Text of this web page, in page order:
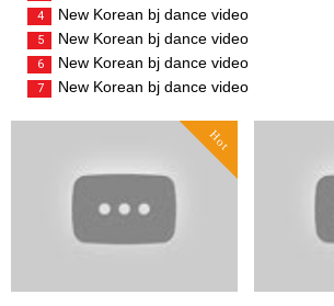
4 New Korean bj dance video
5 New Korean bj dance video
6 New Korean bj dance video
7 New Korean bj dance video
Hot